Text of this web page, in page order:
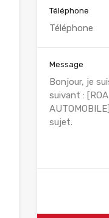
Téléphone
Message